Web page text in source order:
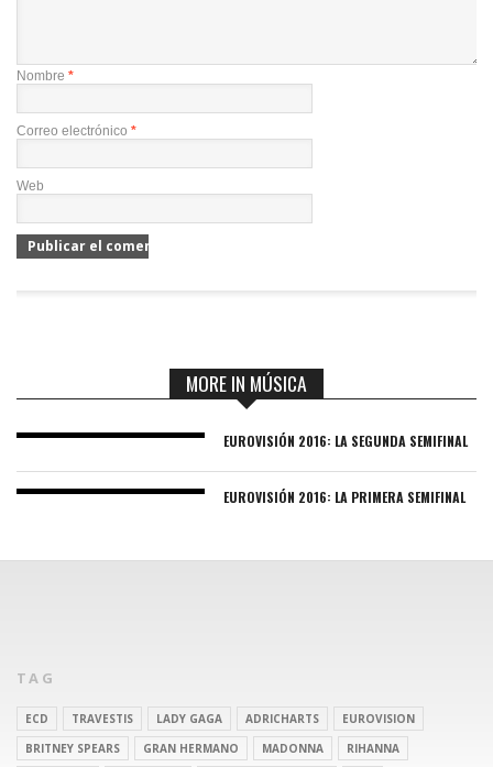
Nombre *
Correo electrónico *
Web
MORE IN MÚSICA
EUROVISIÓN 2016: LA SEGUNDA SEMIFINAL
EUROVISIÓN 2016: LA PRIMERA SEMIFINAL
TAG
ECD TRAVESTIS LADY GAGA ADRICHARTS
EUROVISION
BRITNEY SPEARS
GRAN HERMANO MADONNA
RIHANNA